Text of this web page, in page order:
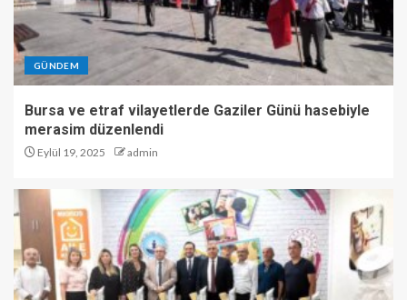
GÜNDEM
Bursa ve etraf vilayetlerde Gaziler Günü hasebiyle
merasim düzenlendi
Eylül 19, 2025 admin